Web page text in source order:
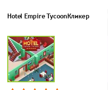
Hotel Empire TycoonКликер